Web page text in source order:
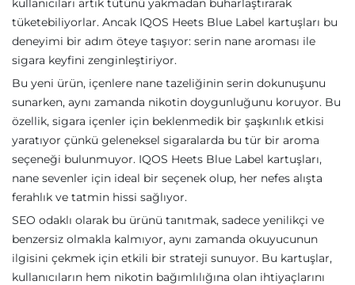
kullanıcıları artık tütünü yakmadan buharlaştırarak
tüketebiliyorlar. Ancak IQOS Heets Blue Label kartuşları bu
deneyimi bir adım öteye taşıyor: serin nane aroması ile
sigara keyfini zenginleştiriyor.
Bu yeni ürün, içenlere nane tazeliğinin serin dokunuşunu
sunarken, aynı zamanda nikotin doygunluğunu koruyor. Bu
özellik, sigara içenler için beklenmedik bir şaşkınlık etkisi
yaratıyor çünkü geleneksel sigaralarda bu tür bir aroma
seçeneği bulunmuyor. IQOS Heets Blue Label kartuşları,
nane sevenler için ideal bir seçenek olup, her nefes alışta
ferahlık ve tatmin hissi sağlıyor.
SEO odaklı olarak bu ürünü tanıtmak, sadece yenilikçi ve
benzersiz olmakla kalmıyor, aynı zamanda okuyucunun
ilgisini çekmek için etkili bir strateji sunuyor. Bu kartuşlar,
kullanıcıların hem nikotin bağımlılığına olan ihtiyaçlarını